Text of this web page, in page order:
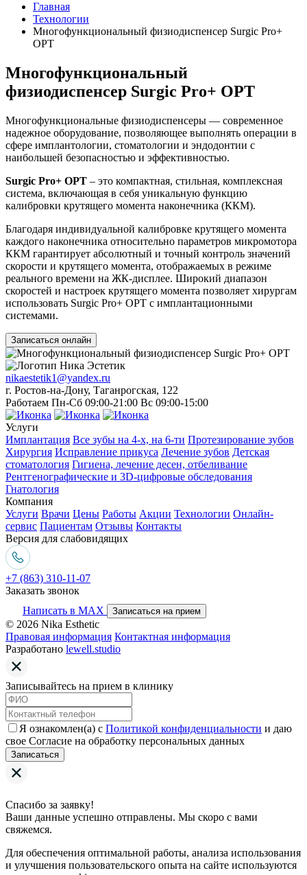
Главная
Технологии
Многофункциональный физиодиспенсер Surgic Pro+
OPT
Многофункциональный
физиодиспенсер Surgic Pro+ OPT
Многофункциональные физиодиспенсеры — современное
надежное оборудование, позволяющее выполнять операции в
сфере имплантологии, стоматологии и эндодонтии с
наибольшей безопасностью и эффективностью.
Surgic Pro+ OPT – это компактная, стильная, комплексная
система, включающая в себя уникальную функцию
калибровки крутящего момента наконечника (ККМ).
Благодаря индивидуальной калибровке крутящего момента
каждого наконечника относительно параметров микромотора
ККМ гарантирует абсолютный и точный контроль значений
скорости и крутящего момента, отображаемых в режиме
реального времени на ЖК-дисплее. Широкий диапазон
скоростей и настроек крутящего момента позволяет хирургам
использовать Surgic Pro+ OPT с имплантационными
системами.
Записаться онлайн
nikaestetik1@yandex.ru
г. Ростов-на-Дону, Таганрогская, 122
Работаем Пн-Сб 09:00-21:00 Вс 09:00-15:00
Услуги
Имплантация Все зубы на 4-х, на 6-ти Протезирование зубов
Хирургия Исправление прикуса Лечение зубов Детская
стоматология Гигиена, лечение десен, отбеливание
Рентгенографические и 3D-цифровые обследования
Гнатология
Компания
Услуги Врачи Цены Работы Акции Технологии Онлайн-
сервис Пациентам Отзывы Контакты
Версия для слабовидящих
+7 (863) 310-11-07
Заказать звонок
Написать в MAX
Записаться на прием
© 2026 Nika Esthetic
Правовая информация Контактная информация
Разработано lewell.studio
Записывайтесь на прием в клинику
Я ознакомлен(а) с Политикой конфиденциальности и даю
свое Согласие на обработку персональных данных
Записаться
Спасибо за заявку!
Ваши данные успешно отправлены. Мы скоро с вами
свяжемся.
Для обеспечения оптимальной работы, анализа использования
и улучшения пользовательского опыта на сайте используются